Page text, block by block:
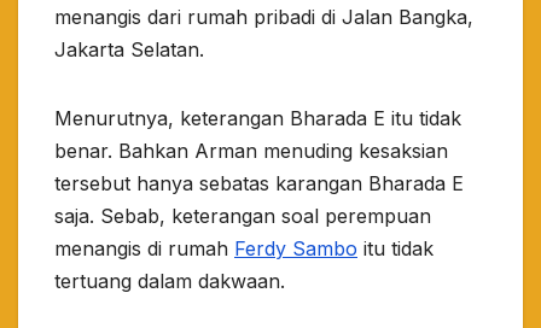
menangis dari rumah pribadi di Jalan Bangka,
Jakarta Selatan.
Menurutnya, keterangan Bharada E itu tidak
benar. Bahkan Arman menuding kesaksian
tersebut hanya sebatas karangan Bharada E
saja. Sebab, keterangan soal perempuan
menangis di rumah Ferdy Sambo itu tidak
tertuang dalam dakwaan.